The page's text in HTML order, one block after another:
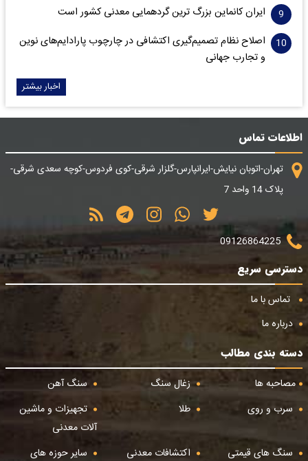
ایران کانماین بزرگ ترین گردهمایی معدنی کشور است
اصلاح نظام تصمیم‌گیری اکتشافی در چارچوب پارادایم‌های نوین
و تجارب جهانی
اخبار بیشتر
اطلاعات تماس
تهران-اتوبان نیایش-ایرانپارس-گلزار شرقی-کوی فردوس-کوچه سعدی شرقی-
پلاک 14 واحد 7
09126864225
دسترسی سریع
تماس با ما
درباره ما
دسته بندی مطالب
مصاحبه ها
زغال سنگ
سنگ آهن
سرب و روی
طلا
تجهیزات و ماشین
آلات معدنی
سنگ های قیمتی
اکتشافات معدنی سایر حوزه های